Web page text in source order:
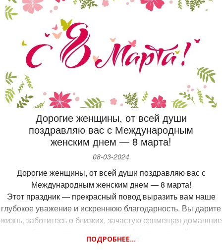
Напомню, что сейчас актуальным для Татарстана является
развитие пригородных и внутригородских
железнодорожных перевозок, в частности, строительство
кольцевой железной дороги Казани, а также строительство
высокоскоростной железнодорожной магистрали Москва —
Казань.
В настоящее время, по данным РЖД, развитие
внутригородского железнодорожного сообщения в Казани в
объеме 1 этапа (маршрут Казань II – Аэропорт) включено в
федеральный проект «Развитие общественного
транспорта», его предварительная реализация возможна
после 2025 года.
По проекту ВСМ Москва — Казань завершена разработка
проектно-сметной документации.
Дорогие женщины, от всей души
поздравляю вас с Международным
женским днем — 8 марта!
08-03-2024
Дорогие женщины, от всей души поздравляю вас с
Международным женским днем — 8 марта!
Этот праздник — прекрасный повод выразить вам наше
глубокое уважение и искреннюю благодарность. Вы дарите
жизнь, заботитесь о близких, зачастую совмещая домашние
общественной деятельностью.
ПОДРОБНЕЕ...